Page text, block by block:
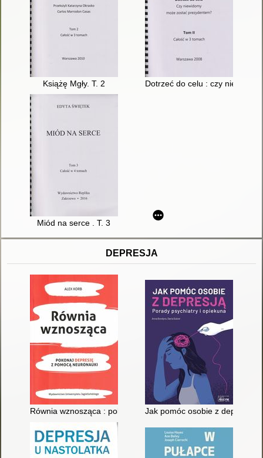
Książę Mgły. T. 2 Dotrzeć do celu : czy
Miód na serce . T. 3
DEPRESJA
Równia wznosząca : pokonaj depresję z pomocą neuronauki
Jak pomóc osobie z depresją?